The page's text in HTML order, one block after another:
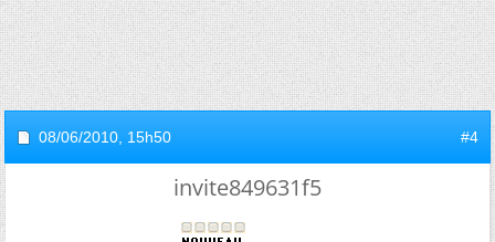
08/06/2010, 15h50 #4
invite849631f5